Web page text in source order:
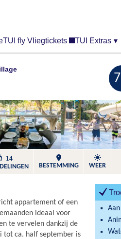
TUI fly Vliegtickets TUI Extras ▾
14
BESTEMMING WEER
appartement of een
ideaal voor
te vervelen dankzij de
tot ca. half september is